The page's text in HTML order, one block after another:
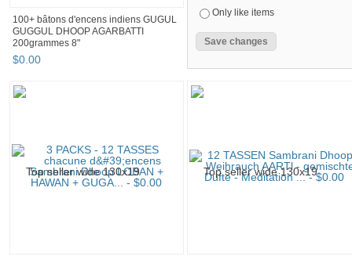
100+ bâtons d'encens indiens GUGUL
GUGGUL DHOOP AGARBATTI
200grammes 8"
$0.00
Only like items